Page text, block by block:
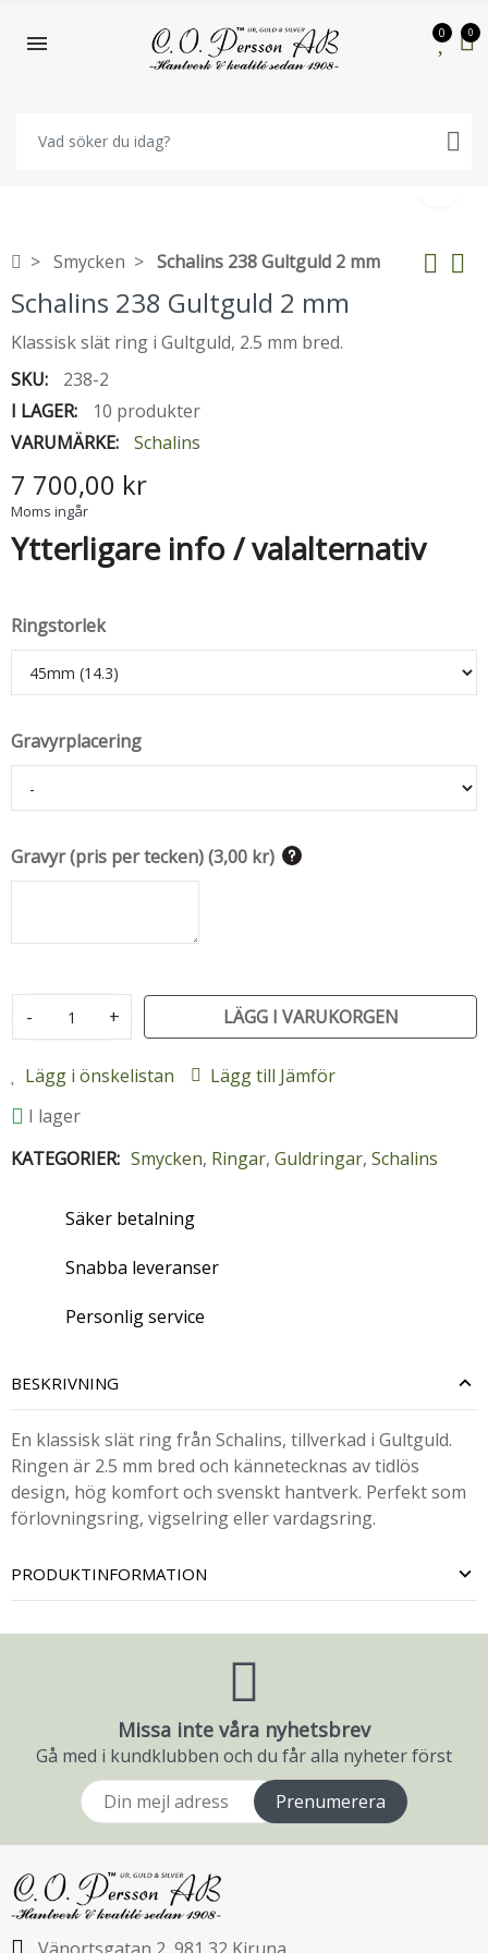
0 0
Smycken Schalins 238 Gultguld 2 mm
Schalins 238 Gultguld 2 mm
Klassisk slät ring i Gultguld, 2.5 mm bred.
SKU:
238-2
I LAGER:
10 produkter
VARUMÄRKE:
Schalins
7 700,00 kr
Moms ingår
Ytterligare info / valalternativ
Ringstorlek
Gravyrplacering
Gravyr (pris per tecken)(3,00 kr)
- + LÄGG I VARUKORGEN
Lägg i önskelistan
Lägg till Jämför
I lager
KATEGORIER: Smycken, Ringar, Guldringar, Schalins
Säker betalning
Snabba leveranser
Personlig service
BESKRIVNING
En klassisk slät ring från Schalins, tillverkad i Gultguld.
Ringen är 2.5 mm bred och kännetecknas av tidlös
design, hög komfort och svenskt hantverk. Perfekt som
förlovningsring, vigselring eller vardagsring.
PRODUKTINFORMATION
Missa inte våra nyhetsbrev
Gå med i kundklubben och du får alla nyheter först
Prenumerera